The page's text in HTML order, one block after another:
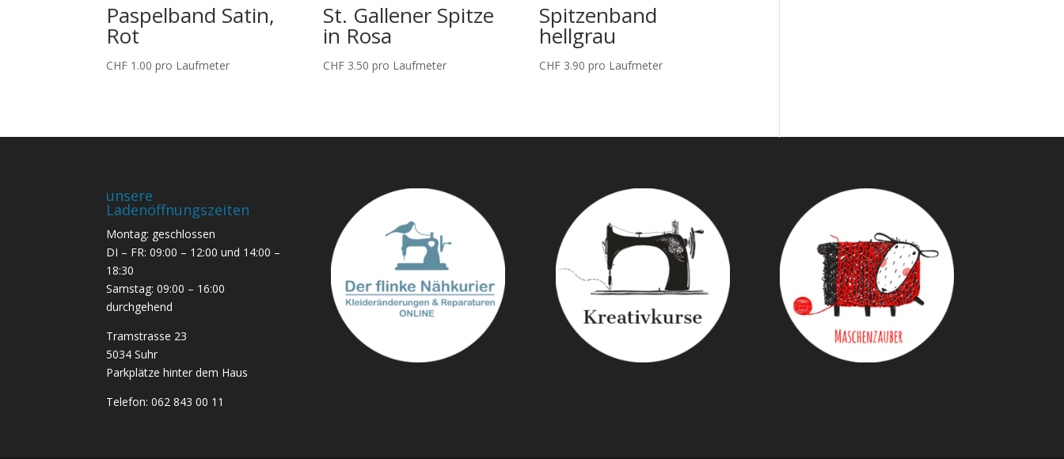
Paspelband Satin,
Rot
CHF 1.00 pro Laufmeter
St. Gallener Spitze
in Rosa
CHF3.50 pro Laufmeter
Spitzenband
hellgrau
CHF 3.90 pro Laufmeter
unsere
Ladenöffnungszeiten
Montag: geschlossen
DI – FR: 09:00 – 12:00 und 14:00 –
18:30
Samstag: 09:00 – 16:00
durchgehend
Tramstrasse 23
5034 Suhr
Parkplätze hinter dem Haus
Telefon:062 843 00 11